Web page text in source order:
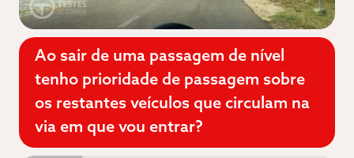
Ao sair de uma passagem de nível
tenho prioridade de passagem sobre
os restantes veículos que circulam na
via em que vou entrar?